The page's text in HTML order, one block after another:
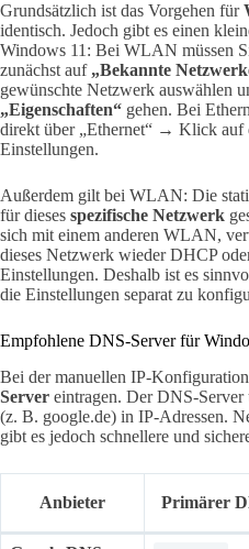
Grundsätzlich ist das Vorgehen für
identisch. Jedoch gibt es einen
Windows 11: Bei WLAN müssen
zunächst auf „Bekannte
gewünschte Netzwerk auswählen
„Eigenschaften“ gehen. Bei
direkt über „Ethernet“ → Klick auf
Einstellungen.
Außerdem gilt bei WLAN: Die
für dieses spezifische Netzwerk
sich mit einem anderen WLAN,
dieses Netzwerk wieder DHCP
Einstellungen. Deshalb ist es
die Einstellungen separat zu
Empfohlene DNS-Server für
Bei der manuellen IP-Konfiguration
Server eintragen. Der DNS-Server
(z. B. google.de) in IP-Adressen.
gibt es jedoch schnellere und
Anbieter Primärer